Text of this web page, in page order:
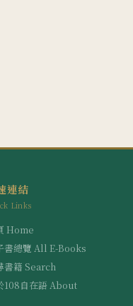
連結
Links
Home
書總覽 All E-Books
書籍 Search
108自在語 About